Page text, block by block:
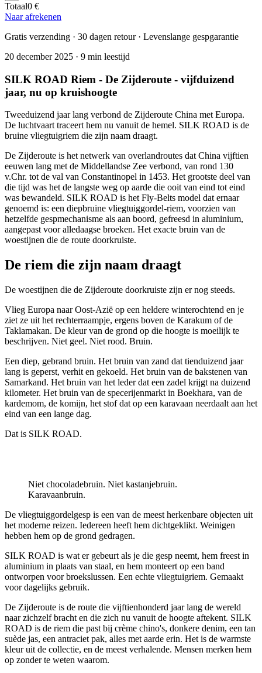
Totaal0 €
Naar afrekenen
Gratis verzending · 30 dagen retour · Levenslange gespgarantie
20 december 2025 · 9 min leestijd
SILK ROAD Riem - De Zijderoute - vijfduizend
jaar, nu op kruishoogte
Tweeduizend jaar lang verbond de Zijderoute China met Europa.
De luchtvaart traceert hem nu vanuit de hemel. SILK ROAD is de
bruine vliegtuigriem die zijn naam draagt.
De Zijderoute is het netwerk van overlandroutes dat China vijftien
eeuwen lang met de Middellandse Zee verbond, van rond 130
v.Chr. tot de val van Constantinopel in 1453. Het grootste deel van
die tijd was het de langste weg op aarde die ooit van eind tot eind
was bewandeld. SILK ROAD is het Fly-Belts model dat ernaar
genoemd is: een diepbruine vliegtuiggordel-riem, voorzien van
hetzelfde gespmechanisme als aan boord, gefreesd in aluminium,
aangepast voor alledaagse broeken. Het exacte bruin van de
woestijnen die de route doorkruiste.
De riem die zijn naam draagt
De woestijnen die de Zijderoute doorkruiste zijn er nog steeds.
Vlieg Europa naar Oost-Azië op een heldere winterochtend en je
ziet ze uit het rechterraampje, ergens boven de Karakum of de
Taklamakan. De kleur van de grond op die hoogte is moeilijk te
beschrijven. Niet geel. Niet rood. Bruin.
Een diep, gebrand bruin. Het bruin van zand dat tienduizend jaar
lang is geperst, verhit en gekoeld. Het bruin van de bakstenen van
Samarkand. Het bruin van het leder dat een zadel krijgt na duizend
kilometer. Het bruin van de specerijenmarkt in Boekhara, van de
kardemom, de komijn, het stof dat op een karavaan neerdaalt aan het
eind van een lange dag.
Dat is SILK ROAD.
Niet chocoladebruin. Niet kastanjebruin.
Karavaanbruin.
De vliegtuiggordelgesp is een van de meest herkenbare objecten uit
het moderne reizen. Iedereen heeft hem dichtgeklikt. Weinigen
hebben hem op de grond gedragen.
SILK ROAD is wat er gebeurt als je die gesp neemt, hem freest in
aluminium in plaats van staal, en hem monteert op een band
ontworpen voor broekslussen. Een echte vliegtuigriem. Gemaakt
voor dagelijks gebruik.
De Zijderoute is de route die vijftienhonderd jaar lang de wereld
naar zichzelf bracht en die zich nu vanuit de hoogte aftekent. SILK
ROAD is de riem die past bij crème chino's, donkere denim, een tan
suède jas, een antraciet pak, alles met aarde erin. Het is de warmste
kleur uit de collectie, en de meest verhalende. Mensen merken hem
op zonder te weten waarom.